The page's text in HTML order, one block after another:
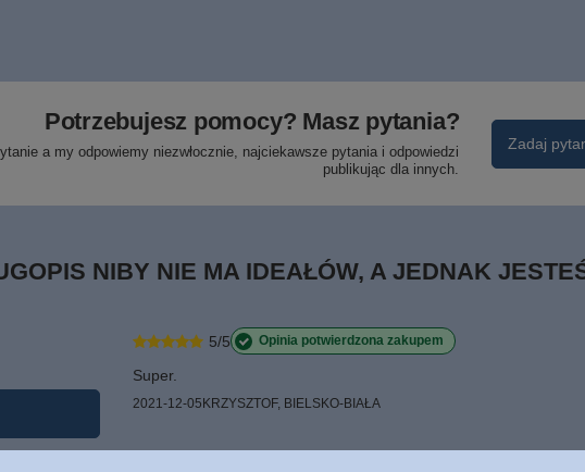
Potrzebujesz pomocy? Masz pytania?
a my odpowiemy niezwłocznie, najciekawsze pytania i odpowiedzi
publikując dla innych.
Zadaj
NIBY NIE MA IDEAŁÓW, A JEDNAK
5/5 Opinia potwierdzona zakupem
Super.
2021-12-05 KRZYSZTOF, BIELSKO-BIAŁA